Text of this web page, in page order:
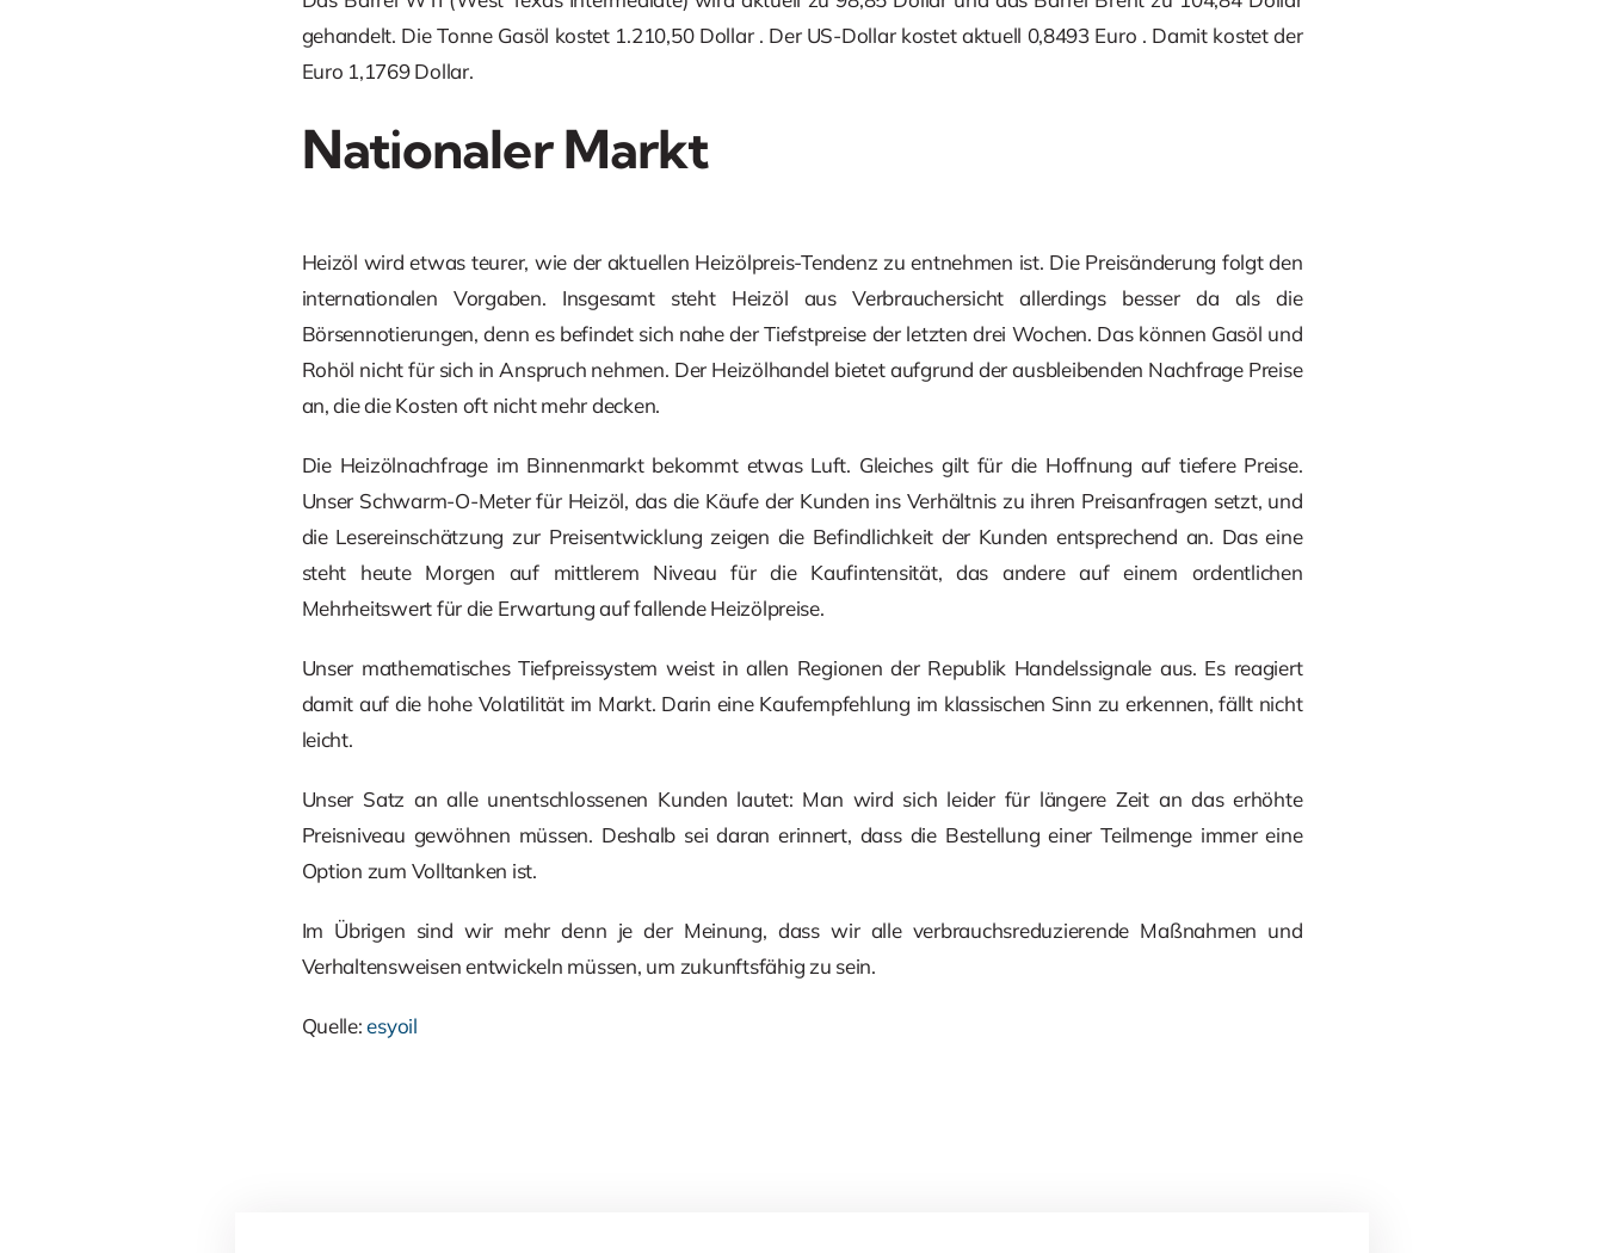
gehandelt. Die Tonne Gasöl kostet 1.210,50 Dollar . Der US-Dollar kostet aktuell 0,8493 Euro . Damit kostet der
Euro 1,1769 Dollar.
Nationaler Markt
Heizöl wird etwas teurer, wie der aktuellen Heizölpreis-Tendenz zu entnehmen ist. Die Preisänderung folgt den
internationalen Vorgaben. Insgesamt steht Heizöl aus Verbrauchersicht allerdings besser da als die
Börsennotierungen, denn es befindet sich nahe der Tiefstpreise der letzten drei Wochen. Das können Gasöl und
Rohöl nicht für sich in Anspruch nehmen. Der Heizölhandel bietet aufgrund der ausbleibenden Nachfrage Preise
an, die die Kosten oft nicht mehr decken.
Die Heizölnachfrage im Binnenmarkt bekommt etwas Luft. Gleiches gilt für die Hoffnung auf tiefere Preise.
Unser Schwarm-O-Meter für Heizöl, das die Käufe der Kunden ins Verhältnis zu ihren Preisanfragen setzt, und
die Lesereinschätzung zur Preisentwicklung zeigen die Befindlichkeit der Kunden entsprechend an. Das eine
steht heute Morgen auf mittlerem Niveau für die Kaufintensität, das andere auf einem ordentlichen
Mehrheitswert für die Erwartung auf fallende Heizölpreise.
Unser mathematisches Tiefpreissystem weist in allen Regionen der Republik Handelssignale aus. Es reagiert
damit auf die hohe Volatilität im Markt. Darin eine Kaufempfehlung im klassischen Sinn zu erkennen, fällt nicht
leicht.
Unser Satz an alle unentschlossenen Kunden lautet: Man wird sich leider für längere Zeit an das erhöhte
Preisniveau gewöhnen müssen. Deshalb sei daran erinnert, dass die Bestellung einer Teilmenge immer eine
Option zum Volltanken ist.
Im Übrigen sind wir mehr denn je der Meinung, dass wir alle verbrauchsreduzierende Maßnahmen und
Verhaltensweisen entwickeln müssen, um zukunftsfähig zu sein.
Quelle:esyoil